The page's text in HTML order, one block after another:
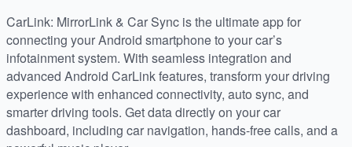
CarLink: MirrorLink & Car Sync is the ultimate app for
connecting your Android smartphone to your car’s
infotainment system. With seamless integration and
advanced Android CarLink features, transform your driving
experience with enhanced connectivity, auto sync, and
smarter driving tools. Get data directly on your car
dashboard, including car navigation, hands-free calls, and a